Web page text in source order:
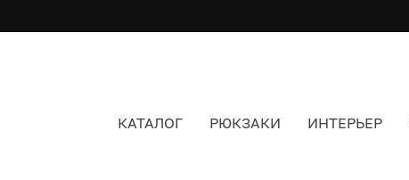
КАТАЛОГ РЮКЗАКИ ИНТЕРЬЕР